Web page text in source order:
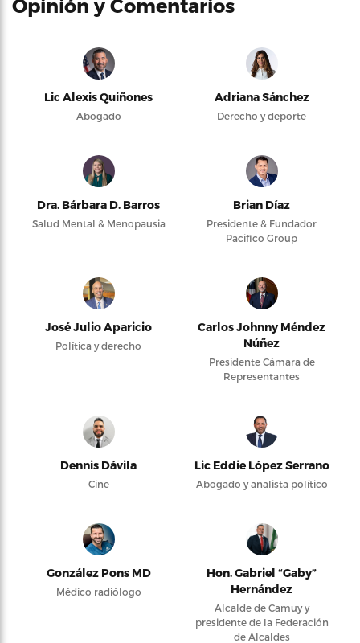
Opinión y Comentarios
Lic Alexis Quiñones
Abogado
Adriana Sánchez
Derecho y deporte
Dra. Bárbara D. Barros
Salud Mental & Menopausia
Brian Díaz
Presidente & Fundador
Pacifico Group
José Julio Aparicio
Política y derecho
Carlos Johnny Méndez
Núñez
Presidente Cámara de
Representantes
Dennis Dávila
Cine
Lic Eddie López Serrano
Abogado y analista político
González Pons MD
Médico radiólogo
Hon. Gabriel “Gaby”
Hernández
Alcalde de Camuy y
presidente de la Federación
de Alcaldes